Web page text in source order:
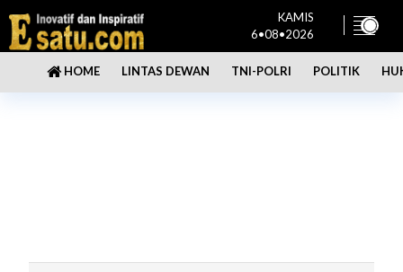
KAMIS
6•08•2026
HOME LINTAS DEWAN TNI-POLRI POLITIK